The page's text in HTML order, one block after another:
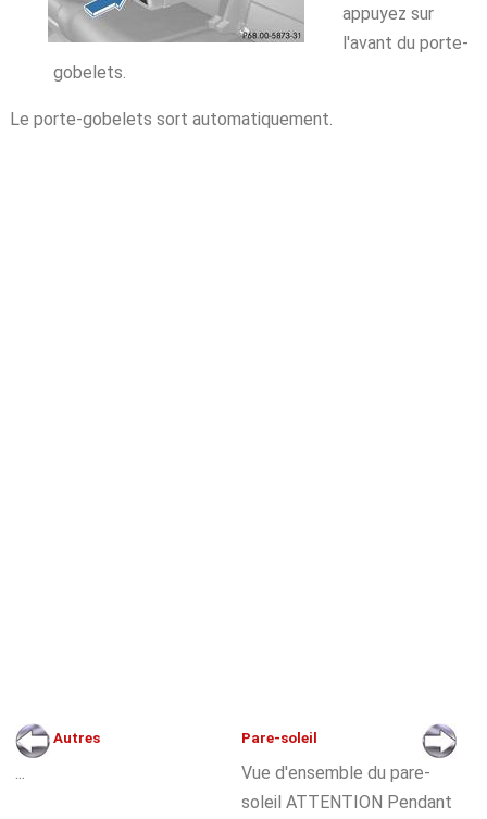
appuyez sur
l'avant du porte-
gobelets.
Le porte-gobelets sort automatiquement.
Autres Pare-soleil
Vue d'ensemble du pare-
soleil ATTENTION Pendant